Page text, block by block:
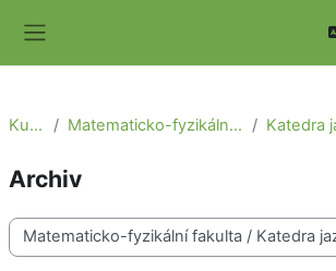
Kurzy Matematicko-fyzikální fakulta
Archiv
Kategorie kurzů